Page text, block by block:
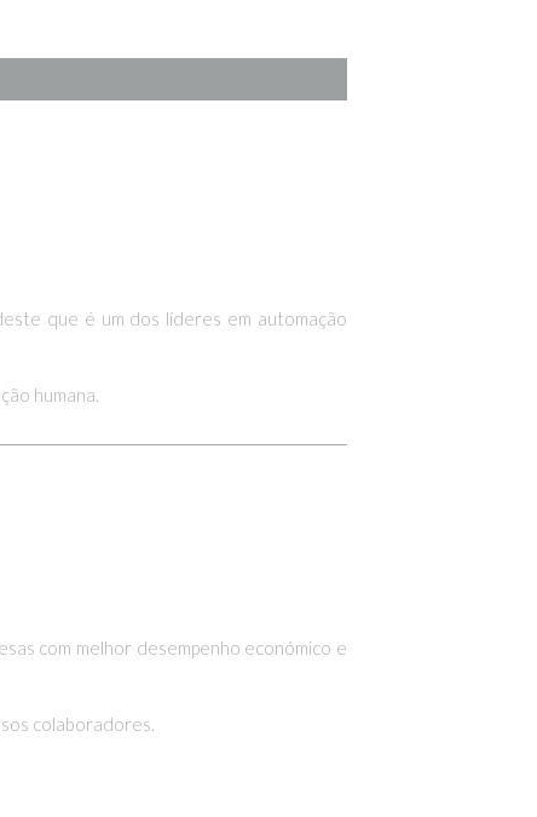
que é um dos líderes em automação
humana.
com melhor desempenho económico e
colaboradores.